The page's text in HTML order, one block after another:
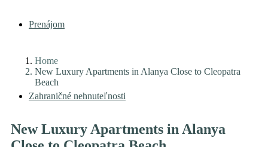
Prenájom
Zahraničné nehnuteľnosti
Home
New Luxury Apartments in Alanya Close to Cleopatra
Beach
New Luxury Apartments in Alanya